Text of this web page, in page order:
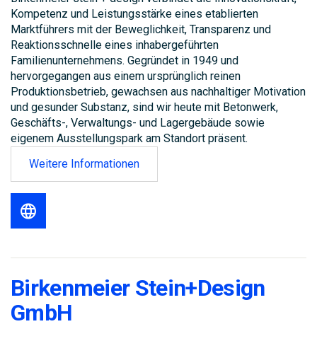
Kompetenz und Leistungsstärke eines etablierten
Marktführers mit der Beweglichkeit, Transparenz und
Reaktionsschnelle eines inhabergeführten
Familienunternehmens. Gegründet in 1949 und
hervorgegangen aus einem ursprünglich reinen
Produktionsbetrieb, gewachsen aus nachhaltiger Motivation
und gesunder Substanz, sind wir heute mit Betonwerk,
Geschäfts-, Verwaltungs- und Lagergebäude sowie
eigenem Ausstellungspark am Standort präsent.
Weitere Informationen
Birkenmeier Stein+Design
GmbH